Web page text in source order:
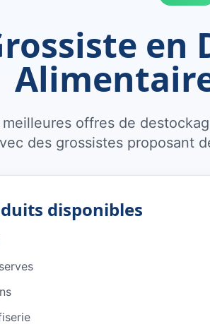
en
offres de
des grossistes proposant
disponibles